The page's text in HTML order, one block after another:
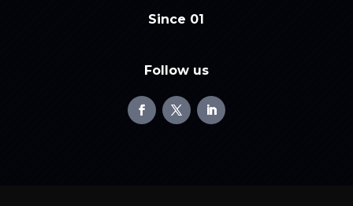
Since 01
Follow us